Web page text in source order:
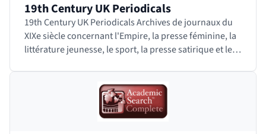
19th Century UK Periodicals
19th Century UK Periodicals Archives de journaux du
XIXe siècle concernant l'Empire, la presse féminine, la
littérature jeunesse, le sport, la presse satirique et les